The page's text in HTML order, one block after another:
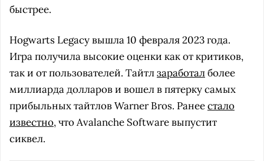
быстрее.
Hogwarts Legacy вышла 10 февраля 2023 года.
Игра получила высокие оценки как от критиков,
так и от пользователей. Тайтлзаработалболее
миллиарда долларов и вошел в пятерку самых
прибыльных тайтлов Warner Bros. Ранеестало
известно, что Avalanche Software выпустит
сиквел.